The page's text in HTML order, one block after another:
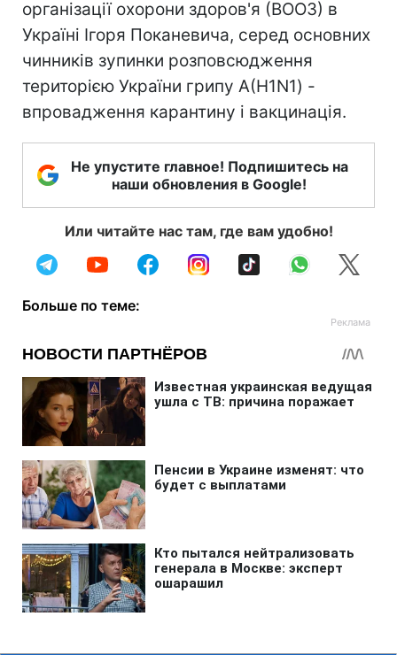
організації охорони здоров'я (ВООЗ) в
Україні Ігоря Поканевича, серед основних
чинників зупинки розповсюдження
територією України грипу А(H1N1) -
впровадження карантину і вакцинація.
Не упустите главное! Подпишитесь на
наши обновления в Google!
Или читайте нас там, где вам удобно!
Больше по теме: